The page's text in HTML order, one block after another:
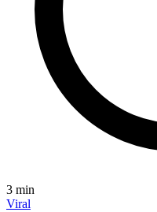
3 min
Viral